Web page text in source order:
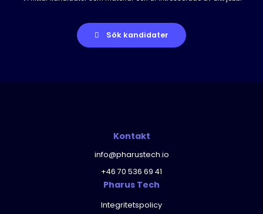
Sök kandidater
Kontakt
info@pharustech.io
+46 70 536 69 41
Pharus Tech
Integritetspolicy